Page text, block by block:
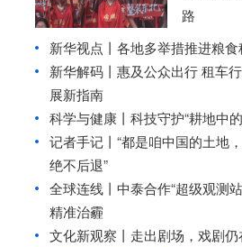
路
新华视点丨 各地多举措推进粮食
新华解码丨惠及公众出行 租车
展新指南
科学与健康丨科技守护“耕地中
记者手记丨“都是咱中国的土地
绝不后退”
全球连线丨 中泰合作“超级观测
精准治霾
文化新观察丨 走出剧场，戏剧仍